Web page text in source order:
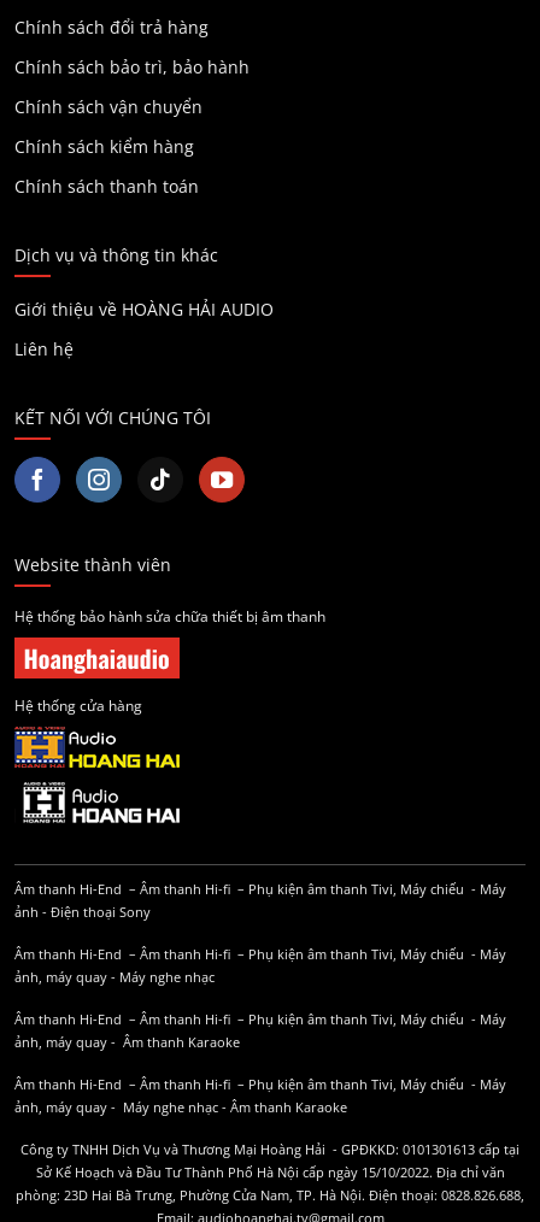
Chính sách đổi trả hàng
Chính sách bảo trì, bảo hành
Chính sách vận chuyển
Chính sách kiểm hàng
Chính sách thanh toán
Dịch vụ và thông tin khác
Giới thiệu về HOÀNG HẢI AUDIO
Liên hệ
KẾT NỐI VỚI CHÚNG TÔI
Website thành viên
Hệ thống bảo hành sửa chữa thiết bị âm thanh
Hệ thống cửa hàng
Âm thanh Hi-End – Âm thanh Hi-fi – Phụ kiện âm thanh Tivi, Máy chiếu - Máy
ảnh - Điện thoại Sony
Âm thanh Hi-End – Âm thanh Hi-fi – Phụ kiện âm thanh Tivi, Máy chiếu - Máy
ảnh, máy quay - Máy nghe nhạc
Âm thanh Hi-End – Âm thanh Hi-fi – Phụ kiện âm thanh Tivi, Máy chiếu - Máy
ảnh, máy quay - Âm thanh Karaoke
Âm thanh Hi-End – Âm thanh Hi-fi – Phụ kiện âm thanh Tivi, Máy chiếu - Máy
ảnh, máy quay - Máy nghe nhạc - Âm thanh Karaoke
Công ty TNHH Dịch Vụ và Thương Mại Hoàng Hải - GPĐKKD: 0101301613 cấp tại
Sở Kế Hoạch và Đầu Tư Thành Phố Hà Nội cấp ngày 15/10/2022. Địa chỉ văn
phòng: 23D Hai Bà Trưng, Phường Cửa Nam, TP. Hà Nội. Điện thoại: 0828.826.688,
Email: audiohoanghai.tv@gmail.com